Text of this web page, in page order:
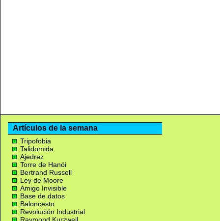
Artículos de la semana
Tripofobia
Talidomida
Ajedrez
Torre de Hanói
Bertrand Russell
Ley de Moore
Amigo Invisible
Base de datos
Baloncesto
Revolución Industrial